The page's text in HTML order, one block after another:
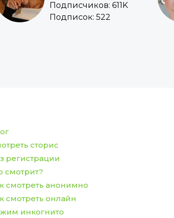
Подписчиков: 611K
Подписок: 522
сторис
регистрации
смотрит?
смотреть анонимно
смотреть онлайн
инкогнито